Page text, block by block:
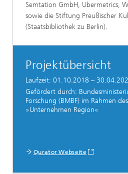
Semtation GmbH, Ubermetrics,
sowie die Stiftung Preußischer
(Staatsbibliothek zu Berlin).
Projektübersicht
Laufzeit: 01.10.2018 –
Gefördert durch:
Forschung (BMBF) im Rahmen
»Unternehmen Region«
Qurator Webseite